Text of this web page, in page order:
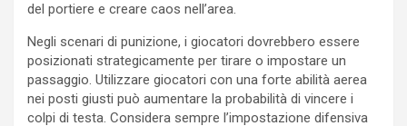
del portiere e creare caos nell’area.
Negli scenari di punizione, i giocatori dovrebbero essere
posizionati strategicamente per tirare o impostare un
passaggio. Utilizzare giocatori con una forte abilità aerea
nei posti giusti può aumentare la probabilità di vincere i
colpi di testa. Considera sempre l’impostazione difensiva